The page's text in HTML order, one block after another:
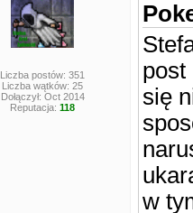
Liczba postów: 351
Liczba wątków: 25
Dołączył: Oct 2014
Reputacja: 118
post
się
w